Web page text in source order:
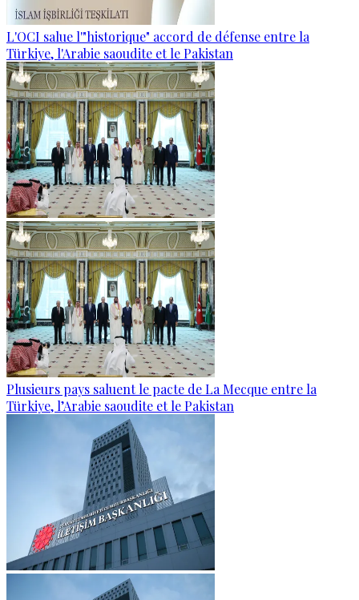
L'OCI salue l'"historique" accord de défense entre la
Türkiye, l'Arabie saoudite et le Pakistan
Plusieurs pays saluent le pacte de La Mecque entre la
Türkiye, l’Arabie saoudite et le Pakistan